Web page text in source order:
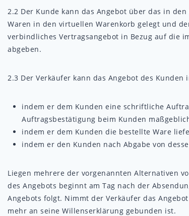
2.2 Der Kunde kann das Angebot über das in
Waren in den virtuellen Warenkorb gelegt und
verbindliches Vertragsangebot in Bezug auf die
abgeben.
2.3 Der Verkäufer kann das Angebot des
indem er dem Kunden eine schriftliche
Auftragsbestätigung beim Kunden
indem er dem Kunden die bestellte Ware
indem er den Kunden nach Abgabe von
Liegen mehrere der vorgenannten Alternativen
des Angebots beginnt am Tag nach der
Angebots folgt. Nimmt der Verkäufer das
mehr an seine Willenserklärung gebunden ist.